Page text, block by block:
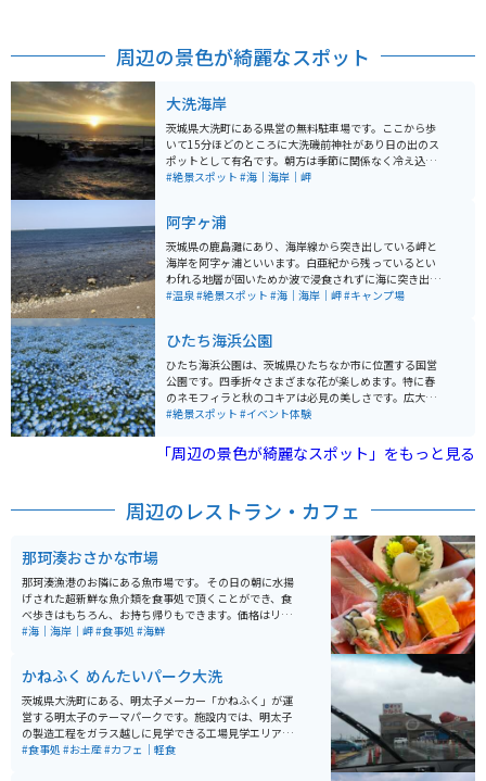
周辺の景色が綺麗なスポット
大洗海岸
茨城県大洗町にある県営の無料駐車場です。ここから歩
いて15分ほどのところに大洗磯前神社があり日の出のス
ポットとして有名です。朝方は季節に関係なく冷え込む
ので暖かい格好で行くのが望ましいです。近隣には大洗
#絶景スポット #海｜海岸｜岬
阿字ヶ浦
茨城県の鹿島灘にあり、海岸線から突き出している岬と
海岸を阿字ヶ浦といいます。白亜紀から残っているとい
わfれる地層が固いためか波で浸食されずに海に突き出て
います。海岸線に温泉あり、キャンプ場あり。なんとい
#温泉 #絶景スポット #海｜海岸｜岬#キャンプ場
ひたち海浜公園
ひたち海浜公園は、茨城県ひたちなか市に位置する国営
公園です。四季折々さまざまな花が楽しめます。特に春
のネモフィラと秋のコキアは必見の美しさです。広大な
「みはらしの丘」一面に広がる約530万本の青いネモフ
っ赤に染め上げる光景は、まるでファンタジーの世界の
ようです。 開園時間は9:30から17:00までとなっていま
らの花が咲いているため、写真撮影などを目的に訪れる
ーベキュー施設もあります。マスツーリングをするとき
には、仲間と食材を持ち寄ってみてもいいでしょう。
#絶景スポット #イベント体験
「周辺の景色が綺麗なスポット」をもっと見る
周辺のレストラン・カフェ
那珂湊おさかな市場
那珂湊漁港のお隣にある魚市場です。 その日の朝に水揚
げされた超新鮮な魚介類を食事処で頂くことができ、食
べ歩きはもちろん、お持ち帰りもできます。価格はリー
ズナブルでオススメの岩牡蠣はその場でちゅるんと頂け
#海｜海岸｜岬#食事処 #海鮮
かねふく めんたいパーク大洗
茨城県大洗町にある、明太子メーカー「かねふく」が運
営する明太子のテーマパークです。施設内では、明太子
の製造工程をガラス越しに見学できる工場見学エリアが
あり、原料や製造の流れ、明太子に関する豆知識をパネ
#食事処 #お土産#カフェ｜軽食